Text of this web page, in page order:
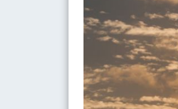
ancora più rare
via del
dalle quali puoi